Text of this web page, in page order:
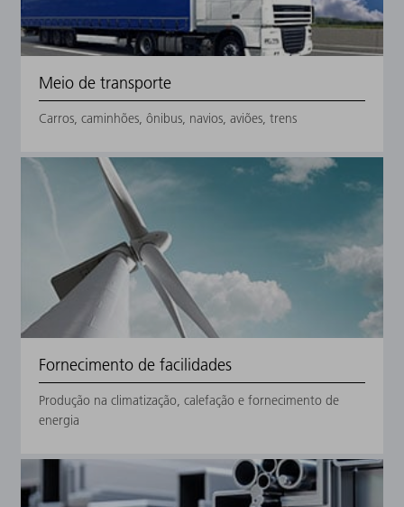
Meio de transporte
Carros, caminhões, ônibus, navios, aviões, trens
Fornecimento de facilidades
Produção na climatização, calefação e fornecimento de
energia